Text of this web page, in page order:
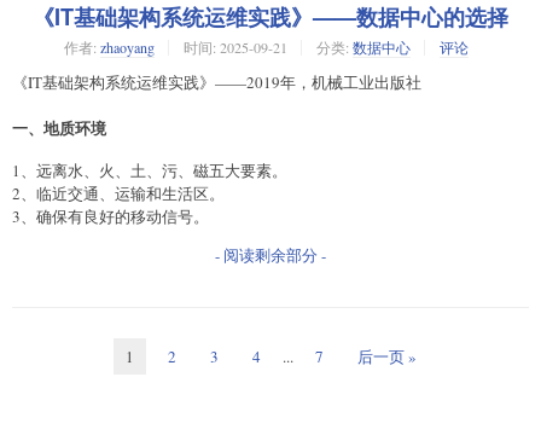
《IT基础架构系统运维实践》——数据中心的选择
作者: zhaoyang 时间: 2025-09-21 分类: 数据中心 评论
《IT基础架构系统运维实践》——2019年，机械工业出版社
一、地质环境
1、远离水、火、土、污、磁五大要素。
2、临近交通、运输和生活区。
3、确保有良好的移动信号。
- 阅读剩余部分 -
1 2 3 4 ... 7 后一页 »